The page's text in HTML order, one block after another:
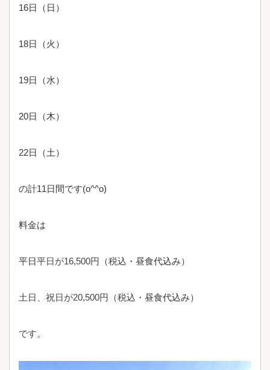
16日（日）
18日（火）
19日（水）
20日（木）
22日（土）
の計11日間です(o^^o)
料金は
平日平日が16,500円（税込 ・昼食代込み）
土日、祝日が20,500円（税込 ・昼食代込み）
です。